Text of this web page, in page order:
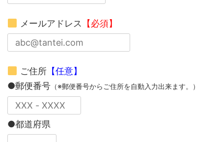
メールアドレス 【必須】
ご住所【任意】
●郵便番号 （※郵便番号からご住所を自動入力出来ます。）
●都道府県